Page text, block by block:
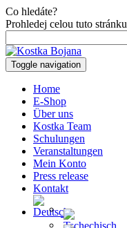
Co hledáte?
Prohledej celou tuto stránku
nach:
Toggle navigation
Home
E-Shop
Über uns
Kostka Team
Schulungen
Veranstaltungen
Mein Konto
Press release
Kontakt